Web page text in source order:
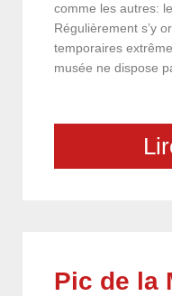
comme les autres:
Régulièrement s’y
temporaires
musée ne dispose
Pic de la